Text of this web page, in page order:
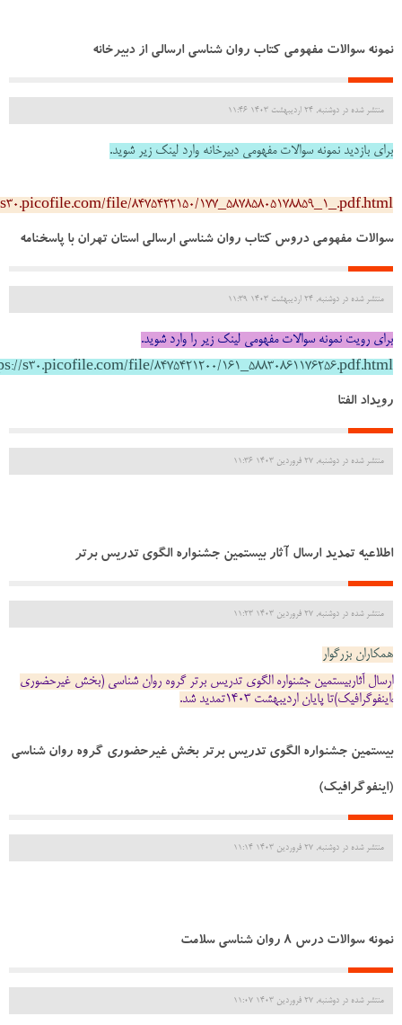
نمونه سوالات مفهومی کتاب روان شناسی ارسالی از دبیرخانه
منتشر شده در دوشنبه, 24 ارديبهشت 1403 11:46
برای بازدید نمونه سوالات مفهومی دبیرخانه وارد لینک زیر شوید.
file/8475422150/177_58785805178859_1_.pdf.html
سوالات مفهومی دروس کتاب روان شناسی ارسالی استان تهران با پاسخنامه
منتشر شده در دوشنبه, 24 ارديبهشت 1403 11:39
برای رویت نمونه سوالات مفهومی لینک زیر را وارد شوید.
s30.picofile.com/file/8475421200/161_58830861176256.pdf.html
رویداد الفتا
منتشر شده در دوشنبه, 27 فروردين 1403 11:36
اطلاعیه تمدید ارسال آثار بیستمین جشنواره الگوی تدریس برتر
منتشر شده در دوشنبه, 27 فروردين 1403 11:23
همکاران بزرگوار
ارسال آثاربیستمین جشنواره الگوی تدریس برتر گروه روان شناسی (بخش غیرحضوری
،اینفوگرافیک)تا پایان اردیبهشت 1403تمدید شد.
بیستمین جشنواره الگوی تدریس برتر بخش غیرحضوری گروه روان شناسی
(اینفوگرافیک)
منتشر شده در دوشنبه, 27 فروردين 1403 11:14
نمونه سوالات درس 8 روان شناسی سلامت
منتشر شده در دوشنبه, 27 فروردين 1403 11:07